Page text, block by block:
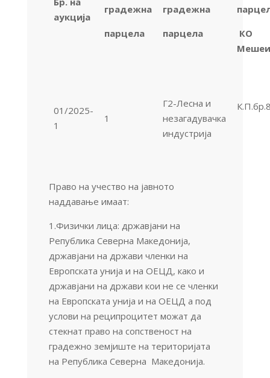
аукција
градежна
парцела
градежна
парцела
КО
01/2025-
1
1
Г2-Лесна и
незагадувачка
индустрија
Право на учество на јавното
наддавање имаат:
1.Физички лица: државјани на
Република Северна Македонија,
државјани на држави членки на
Европската унија и на ОЕЦД, како и
државјани на држави кои не се членки
на Европската унија и на ОЕЦД а под
услови на реципроцитет можат да
стекнат право на сопственост на
градежно земјиште на територијата
на Република Северна Македонија.